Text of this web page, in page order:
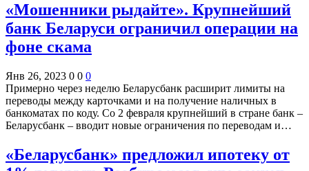
«Мошенники рыдайте». Крупнейший
банк Беларуси ограничил операции на
фоне скама
Янв 26, 2023 0 0 0
Примерно через неделю Беларусбанк расширит лимиты на
переводы между карточками и на получение наличных в
банкоматах по коду. Со 2 февраля крупнейший в стране банк –
Беларусбанк – вводит новые ограничения по переводам и…
«Беларусбанк» предложил ипотеку от